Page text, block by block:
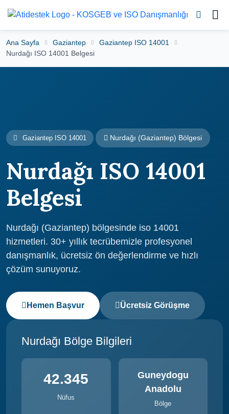
Ana Sayfa Gaziantep
Gaziantep ISO 14001
Nurdağı ISO 14001 Belgesi
Gaziantep ISO 14001 Nurdağı (Gaziantep) Bölgesi
Nurdağı ISO 14001
Belgesi
Nurdağı (Gaziantep) bölgesinde iso 14001
hizmetleri. 30+ yıllık tecrübemizle profesyonel
danışmanlık, ücretsiz ön değerlendirme ve hızlı
çözüm sunuyoruz.
Hemen Başvur Ücretsiz Görüşme
Nurdağı Bölge Bilgileri
42.345
Nüfus
Guneydogu
Anadolu
Bölge